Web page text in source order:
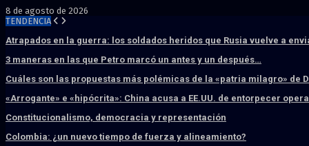
8 de agosto de 2026
TENDENCIA
Atrapados en la guerra: los soldados heridos que Rusia vuelve a
3 maneras en las que Petro marcó un antes y un después…
Cuáles son las propuestas más polémicas de la «patria milagro» de
«Arrogante» e «hipócrita»: China acusa a EE.UU. de entorpecer
Constitucionalismo, democracia y representación
Colombia: ¿un nuevo tiempo de fuerza y alineamiento?